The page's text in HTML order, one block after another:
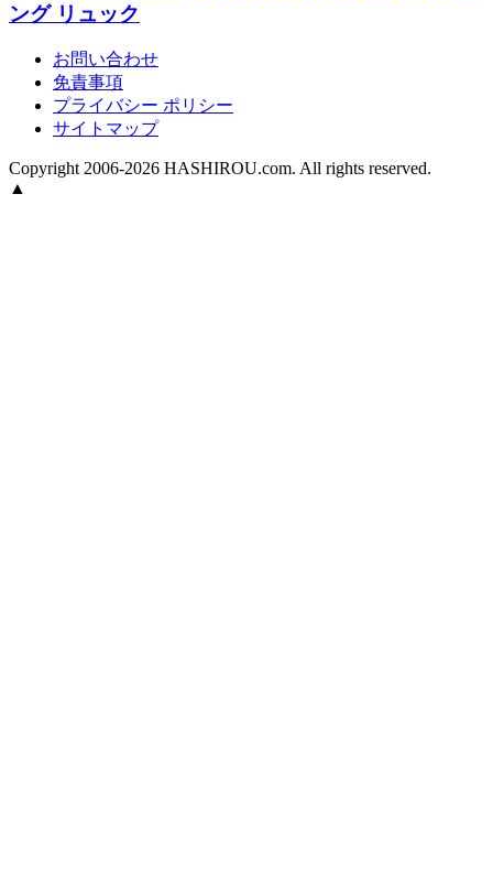
ング リュック
お問い合わせ
免責事項
プライバシー ポリシー
サイトマップ
Copyright 2006-2026 HASHIROU.com. All rights reserved.
▲